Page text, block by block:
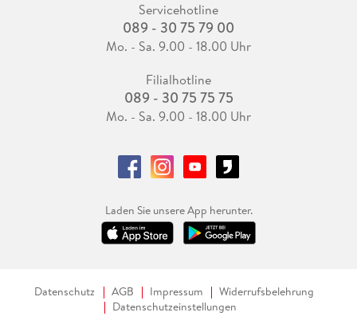
Servicehotline
089 - 30 75 79 00
Mo. - Sa. 9.00 - 18.00 Uhr
Filialhotline
089 - 30 75 75 75
Mo. - Sa. 9.00 - 18.00 Uhr
Laden Sie unsere App herunter.
Datenschutz AGB Impressum
Widerrufsbelehrung
Datenschutzeinstellungen